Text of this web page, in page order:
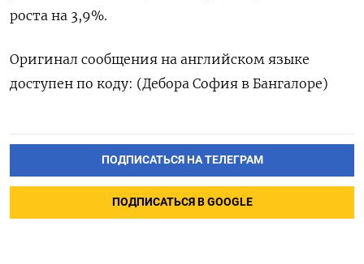
роста на 3,9%.
Оригинал сообщения на английском языке
доступен по коду: (Дебора София в Бангалоре)
ПОДПИСАТЬСЯ НА ТЕЛЕГРАМ
ПОДПИСАТЬСЯ В GOOGLE